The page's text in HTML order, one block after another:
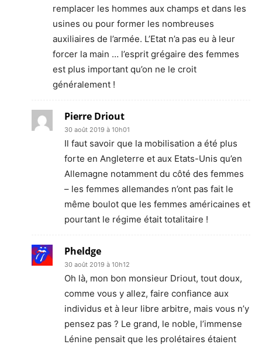
remplacer les hommes aux champs et dans les
usines ou pour former les nombreuses
auxiliaires de l’armée. L’Etat n’a pas eu à leur
forcer la main … l’esprit grégaire des femmes
est plus important qu’on ne le croit
généralement !
Pierre Driout
30 août 2019 à 10h01
Il faut savoir que la mobilisation a été plus
forte en Angleterre et aux Etats-Unis qu’en
Allemagne notamment du côté des femmes
– les femmes allemandes n’ont pas fait le
même boulot que les femmes américaines et
pourtant le régime était totalitaire !
Pheldge
30 août 2019 à 10h12
Oh là, mon bon monsieur Driout, tout doux,
comme vous y allez, faire confiance aux
individus et à leur libre arbitre, mais vous n’y
pensez pas ? Le grand, le noble, l’immense
Lénine pensait que les prolétaires étaient